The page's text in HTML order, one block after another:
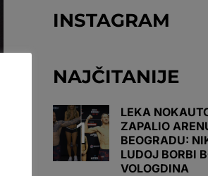
INSTAGRAM
NAJČITANIJE
LEKA
ZAPALIO
BEOGRADU:
LUDOJ BORBI
VOLOGDINA